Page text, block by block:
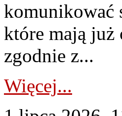
komunikować
które mają
zgodnie z...
Więcej...